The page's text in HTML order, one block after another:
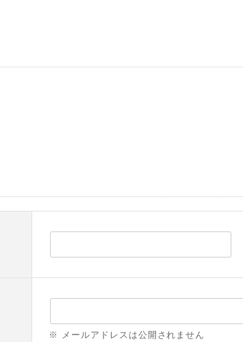
※ メールアドレスは公開されません